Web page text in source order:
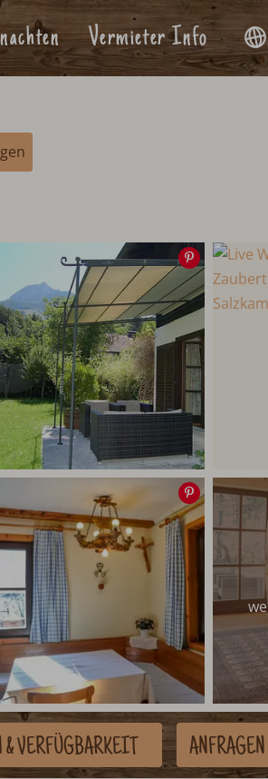
Vermieter Info
Speichern
Speichern
& VERFÜGBARKEIT ANFRAGEN